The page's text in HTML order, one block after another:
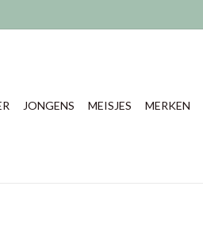
JONGENS MEISJES MERKEN